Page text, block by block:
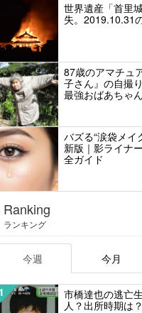
世界遺産「首里
失。2019.10.31
87歳のアマチュ
子さん』の自撮
最強おばあちゃ
バズる“涙袋メイ
新版｜影ライナ
全ガイド
Ranking
ランキング
今週 今月
市橋達也の逃亡
人？出所時期は